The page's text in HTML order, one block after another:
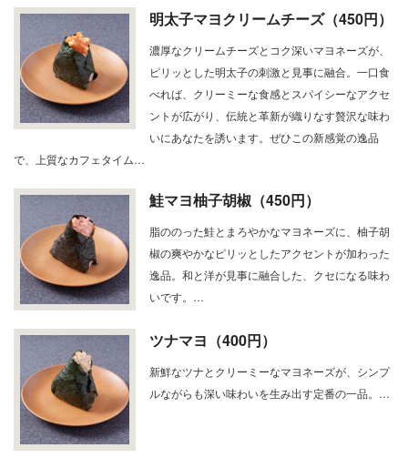
明太子マヨクリームチーズ（450円）
濃厚なクリームチーズとコク深いマヨネーズが、
ピリッとした明太子の刺激と見事に融合。一口食
べれば、クリーミーな食感とスパイシーなアクセ
ントが広がり、伝統と革新が織りなす贅沢な味わ
いにあなたを誘います。ぜひこの新感覚の逸品
で、上質なカフェタイム…
鮭マヨ柚子胡椒（450円）
脂ののった鮭とまろやかなマヨネーズに、柚子胡
椒の爽やかなピリッとしたアクセントが加わった
逸品。和と洋が見事に融合した、クセになる味わ
いです。…
ツナマヨ（400円）
新鮮なツナとクリーミーなマヨネーズが、シンプ
ルながらも深い味わいを生み出す定番の一品。…